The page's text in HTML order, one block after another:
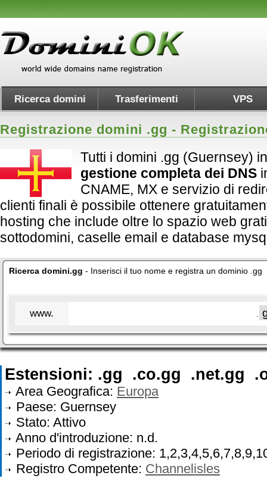
Ricerca domini Trasferimenti VPS
Registrazione domini .gg -
Tutti i domini .gg (Guernsey)
gestione completa dei DNS
CNAME, MX e servizio di
clienti finali è possibile ottenere
hosting che include oltre lo spazio web
sottodomini, caselle email e database
Ricerca domini.gg - Inserisci il tuo nome e registra un dominio .gg
www.
Estensioni: .gg .co.gg .net.gg
Area Geografica: Europa
Paese: Guernsey
Stato: Attivo
Anno d'introduzione: n.d.
Periodo di registrazione:
Registro Competente: Channelisles